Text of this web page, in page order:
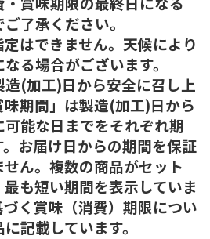
了承ください。
はできません。天候により
る場合がございます。
(加工)日から安全に召し上
期間」は製造(加工)日から
能な日までをそれぞれ期
お届け日からの期間を保証
ん。複数の商品がセット
も短い期間を表示していま
く賞味（消費）期限につい
記載しています。